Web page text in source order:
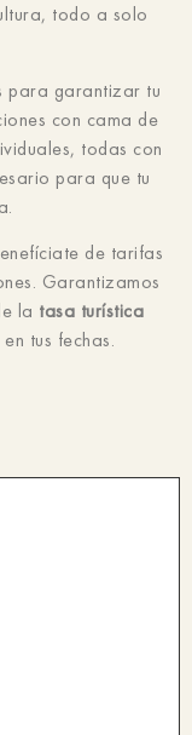
todo a solo
para garantizar tu
con cama de
todas con
para que tu
de tarifas
Garantizamos
la tasa turística
tus fechas.